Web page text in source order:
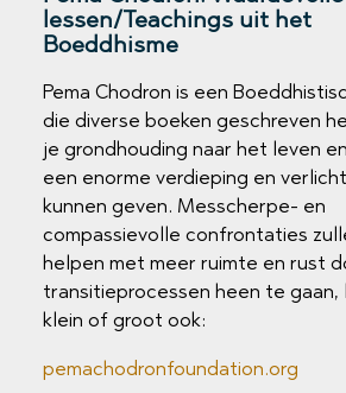
lessen/Teachings uit het
Boeddhisme
Pema Chodron is een
die diverse boeken geschreven
je grondhouding naar het leven
een enorme verdieping en
kunnen geven. Messcherpe- en
compassievolle confrontaties
helpen met meer ruimte en rust
transitieprocessen heen te gaan,
klein of groot ook:
pemachodronfoundation.org